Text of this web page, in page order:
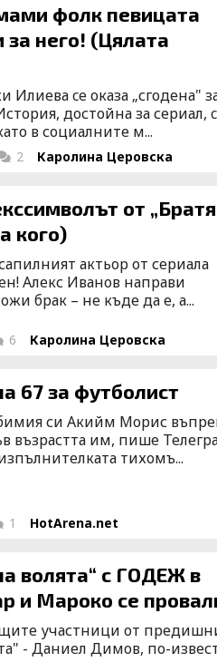
фолк певицата
него! (Цялата
ce оказа „сгодена"
достойна за сериал,
в социалните м...
2 Каролина Церовска
от
кого)
актьор от сериала
Алекс Иванов направи
брак – не къде да е, а...
6 Каролина Церовска
67 за футболист
си Акийм Морис
възрастта им, пише
тихомъ...
1 HotArena.net
волята“ с ГОДЕЖ в
и Мароко се
участници от
- Даниел Димов, по-